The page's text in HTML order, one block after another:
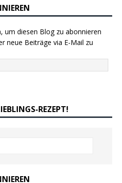
um diesen Blog zu abonnieren
neue Beiträge via E-Mail zu
REZEPT!